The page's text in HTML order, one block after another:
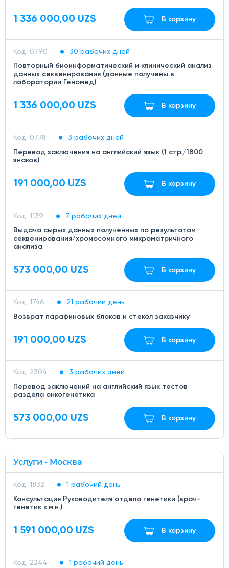
1 336 000,00 UZS В корзину
Код: 0790
30 рабочих дней
Повторный биоинформатический и клинический анализ
данных секвенирования (данные получены в
лаборатории Геномед)
1 336 000,00 UZS В корзину
Код: 0778
3 рабочих дней
Перевод заключения на английский язык (1 стр./1800
знаков)
191 000,00 UZS В корзину
Код: 1139
7 рабочих дней
Выдача сырых данных полученных по результатам
секвенирования/хромосомного микроматричного
анализа
573 000,00 UZS В корзину
Код: 1746
21 рабочий день
Возврат парафиновых блоков и стекол заказчику
191 000,00 UZS В корзину
Код: 2304
3 рабочих дней
Перевод заключений на английский язык тестов
раздела онкогенетика
573 000,00 UZS В корзину
Услуги - Москва
Код: 1832
1 рабочий день
Консультация Руководителя отдела генетики (врач-
генетик к.м.н.)
1 591 000,00 UZS В корзину
Код: 2244 1 рабочий день